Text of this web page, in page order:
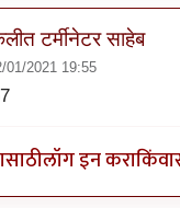
टर्मीनेटर साहेब
01/2021 19:55
लॉग इन कराकिंवा